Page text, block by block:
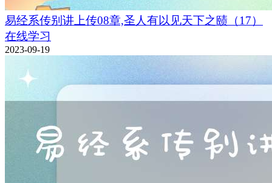
易经系传别讲上传08章,圣人有以见天下之赜（17）
在线学习
2023-09-19